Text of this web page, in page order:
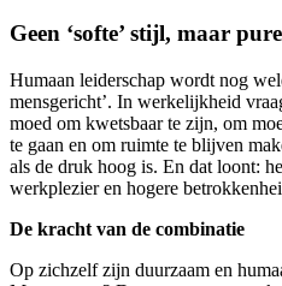
Geen ‘softe’ stijl, maar
Humaan leiderschap wordt nog
mensgericht’. In werkelijkheid
moed om kwetsbaar te zijn, om
te gaan en om ruimte te blijven
als de druk hoog is. En dat loont:
werkplezier en hogere
De kracht van de combinatie
Op zichzelf zijn duurzaam en